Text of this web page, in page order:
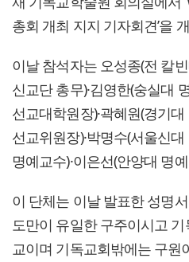
총회 개최 지지 기자회견’을
이날 참석자는 오성종(전 칼
신교단 총무)·김영한(숭실대
선교대학원장)·곽혜원(경기
선교위원장)·박명수(서울신
명예교수)·이은선(안양대 명
이 단체는 이날 발표한 성명
도만이 유일한 구주이시고
교이며 기독교회밖에는 구원